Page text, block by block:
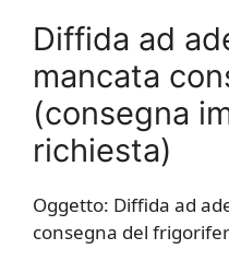
Diffida ad
mancata
(consegna
richiesta)
Oggetto: Diffida ad
consegna del